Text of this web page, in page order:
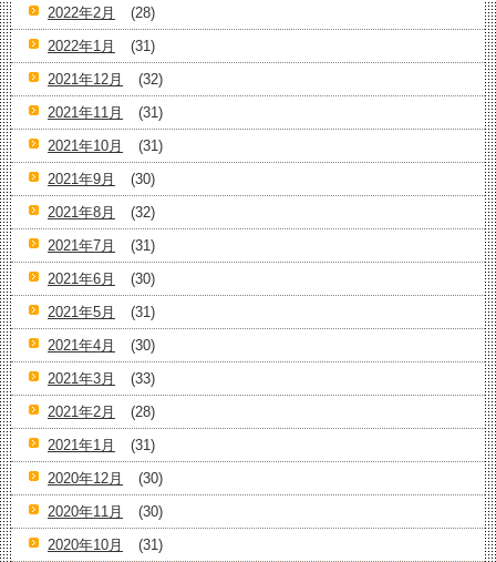
2022年2月
(28)
2022年1月
(31)
2021年12月
(32)
2021年11月
(31)
2021年10月
(31)
2021年9月
(30)
2021年8月
(32)
2021年7月
(31)
2021年6月
(30)
2021年5月
(31)
2021年4月
(30)
2021年3月
(33)
2021年2月
(28)
2021年1月
(31)
2020年12月
(30)
2020年11月
(30)
2020年10月
(31)